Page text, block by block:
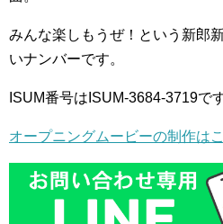
みんな楽しもうぜ！という新郎
いナンバーです。
ISUM番号はISUM-3684-3719です
オープニングムービーの制作は